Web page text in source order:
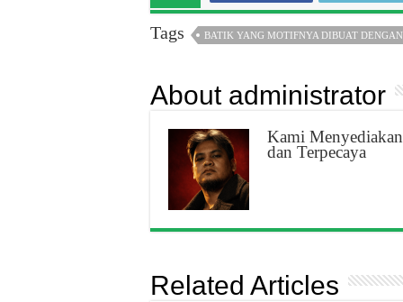
Tags BATIK YANG MOTIFNYA DIBUAT
About administrator
Kami
dan Terpecaya
Related Articles